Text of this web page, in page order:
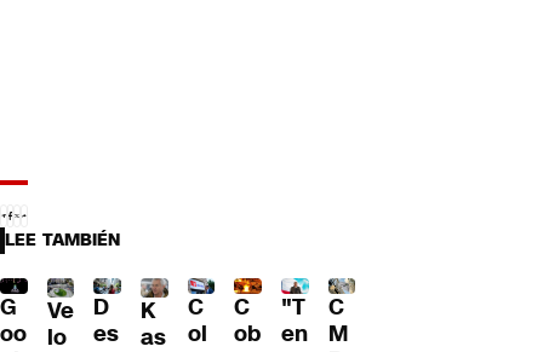
LEE TAMBIÉN
G
oo
Ve
lo
D
es
K
as
C
ol
C
ob
"T
en
C
M